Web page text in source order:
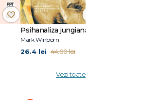
Psihanaliza jungiană
Mark Winborn
26.4 lei 44.00 lei
Vezi toate